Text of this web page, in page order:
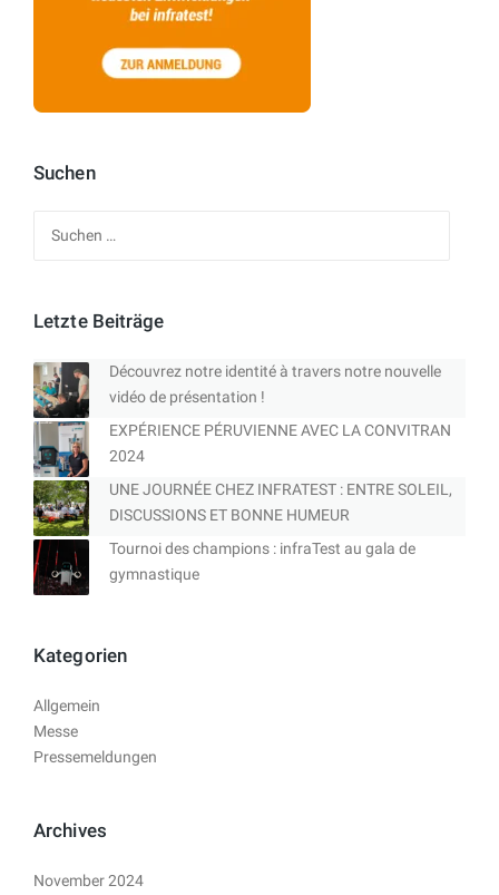
Suchen
Letzte Beiträge
Découvrez notre identité à travers notre nouvelle
vidéo de présentation !
EXPÉRIENCE PÉRUVIENNE AVEC LA CONVITRAN
2024
UNE JOURNÉE CHEZ INFRATEST : ENTRE SOLEIL,
DISCUSSIONS ET BONNE HUMEUR
Tournoi des champions : infraTest au gala de
gymnastique
Kategorien
Allgemein
Messe
Pressemeldungen
Archives
November 2024